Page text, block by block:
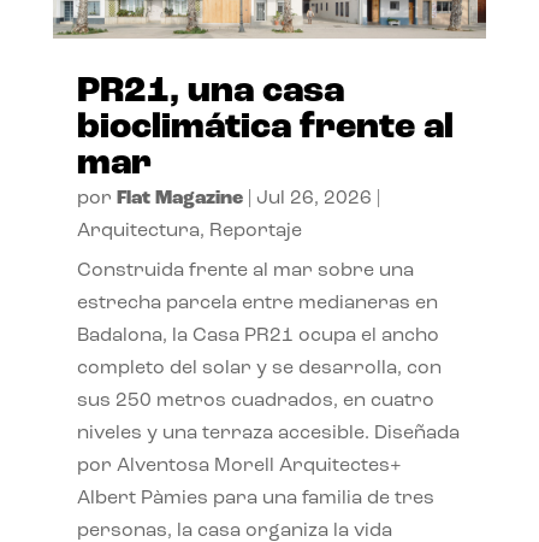
PR21, una casa
bioclimática frente al
mar
por Flat Magazine| Jul 26, 2026
Arquitectura, Reportaje
Construida frente al mar sobre una
estrecha parcela entre medianeras en
Badalona, la Casa PR21 ocupa el ancho
completo del solar y se desarrolla, con
sus 250 metros cuadrados, en cuatro
niveles y una terraza accesible. Diseñada
por Alventosa Morell Arquitectes+
Albert Pàmies para una familia de tres
personas, la casa organiza la vida